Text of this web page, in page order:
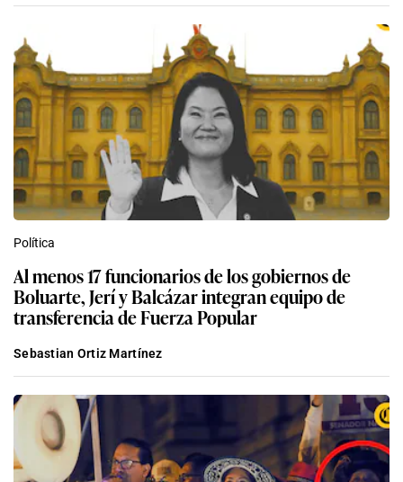
Política
Al menos 17 funcionarios de los gobiernos de
Boluarte, Jerí y Balcázar integran equipo de
transferencia de Fuerza Popular
Sebastian Ortiz Martínez